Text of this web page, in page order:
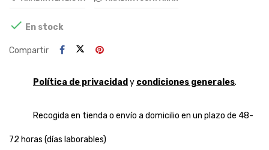
 En stock
Compartir
Política de privacidad y condiciones generales.
Recogida en tienda o envío a domicilio en un plazo de 48-
72 horas (días laborables)